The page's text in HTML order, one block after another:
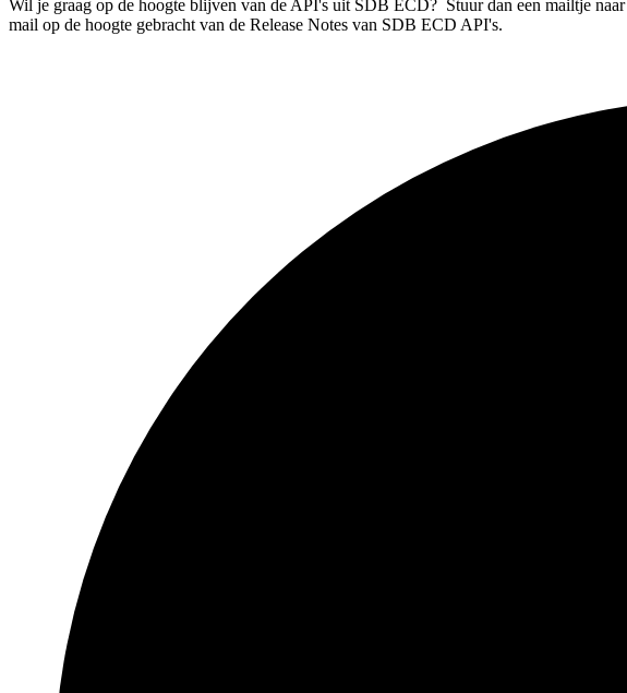
Wil je graag op de hoogte blijven van de API's uit SDB ECD? Stuur dan een mailtje naar
mail op de hoogte gebracht van de Release Notes van SDB ECD API's.